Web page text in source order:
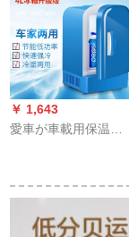
￥ 1,643
愛車が車載用保温箱
車用冷暖両用4 l車用